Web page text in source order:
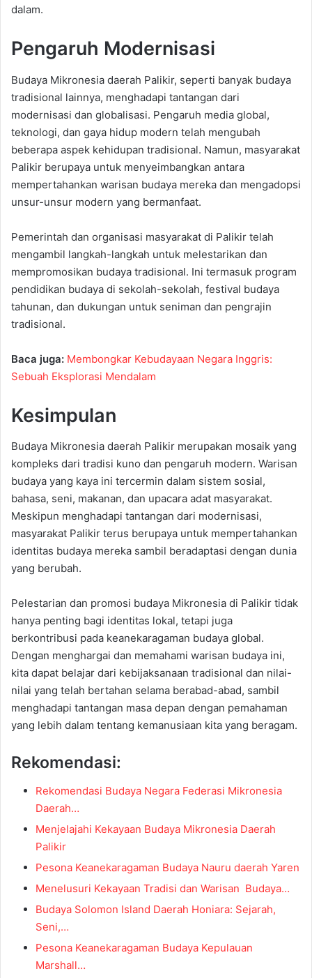
dalam.
Pengaruh Modernisasi
Budaya Mikronesia daerah Palikir, seperti banyak budaya
tradisional lainnya, menghadapi tantangan dari
modernisasi dan globalisasi. Pengaruh media global,
teknologi, dan gaya hidup modern telah mengubah
beberapa aspek kehidupan tradisional. Namun, masyarakat
Palikir berupaya untuk menyeimbangkan antara
mempertahankan warisan budaya mereka dan mengadopsi
unsur-unsur modern yang bermanfaat.
Pemerintah dan organisasi masyarakat di Palikir telah
mengambil langkah-langkah untuk melestarikan dan
mempromosikan budaya tradisional. Ini termasuk program
pendidikan budaya di sekolah-sekolah, festival budaya
tahunan, dan dukungan untuk seniman dan pengrajin
tradisional.
Baca juga: Membongkar Kebudayaan Negara Inggris:
Sebuah Eksplorasi Mendalam
Kesimpulan
Budaya Mikronesia daerah Palikir merupakan mosaik yang
kompleks dari tradisi kuno dan pengaruh modern. Warisan
budaya yang kaya ini tercermin dalam sistem sosial,
bahasa, seni, makanan, dan upacara adat masyarakat.
Meskipun menghadapi tantangan dari modernisasi,
masyarakat Palikir terus berupaya untuk mempertahankan
identitas budaya mereka sambil beradaptasi dengan dunia
yang berubah.
Pelestarian dan promosi budaya Mikronesia di Palikir tidak
hanya penting bagi identitas lokal, tetapi juga
berkontribusi pada keanekaragaman budaya global.
Dengan menghargai dan memahami warisan budaya ini,
kita dapat belajar dari kebijaksanaan tradisional dan nilai-
nilai yang telah bertahan selama berabad-abad, sambil
menghadapi tantangan masa depan dengan pemahaman
yang lebih dalam tentang kemanusiaan kita yang beragam.
Rekomendasi:
Rekomendasi Budaya Negara Federasi Mikronesia
Daerah…
Menjelajahi Kekayaan Budaya Mikronesia Daerah
Palikir
Pesona Keanekaragaman Budaya Nauru daerah Yaren
Menelusuri Kekayaan Tradisi dan Warisan Budaya…
Budaya Solomon Island Daerah Honiara: Sejarah,
Seni,…
Pesona Keanekaragaman Budaya Kepulauan
Marshall…